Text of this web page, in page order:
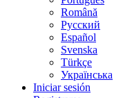
Română
Русский
Español
Svenska
Türkçe
Українська
Iniciar sesión